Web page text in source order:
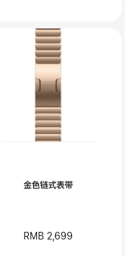
金色链式表带
RMB 2,699